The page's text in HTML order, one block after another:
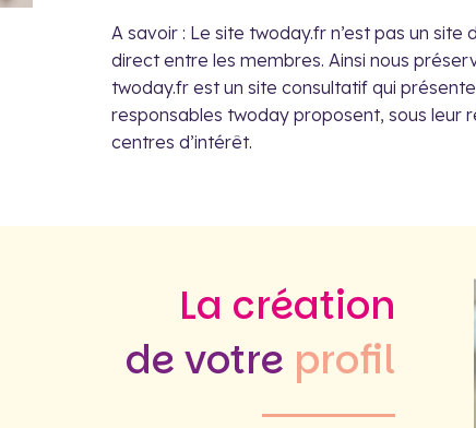
A savoir : Le site twoday.fr n’est pas un
direct entre les membres. Ainsi nous
twoday.fr est un site consultatif qui
responsables twoday proposent, sous leur
centres d’intérêt.
La création
de votre profil